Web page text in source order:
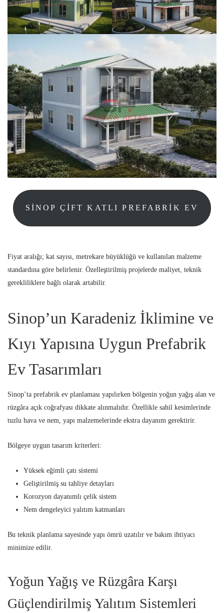
SINOP ÇIFT KATLI PREFABRIK EV
Fiyat aralığı; kat sayısı, metrekare büyüklüğü ve kullanılan malzeme
standardına göre belirlenir. Özelleştirilmiş projelerde maliyet, teknik
gerekliliklere bağlı olarak artabilir.
Sinop’un Karadeniz İklimine ve
Kıyı Yapısına Uygun Prefabrik
Ev Tasarımları
Sinop’ta prefabrik ev planlaması yapılırken bölgenin yoğun yağış alan ve
rüzgâra açık coğrafyası dikkate alınmalıdır. Özellikle sahil kesimlerinde
tuzlu hava ve nem, yapı malzemelerinde ekstra dayanım gerektirir.
Bölgeye uygun tasarım kriterleri:
Yüksek eğimli çatı sistemi
Geliştirilmiş su tahliye detayları
Korozyon dayanımlı çelik sistem
Nem dengeleyici yalıtım katmanları
Bu teknik planlama sayesinde yapı ömrü uzatılır ve bakım ihtiyacı
minimize edilir.
Yoğun Yağış ve Rüzgâra Karşı
Güçlendirilmiş Yalıtım Sistemleri